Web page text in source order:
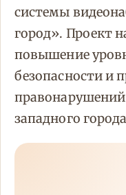
системы
город». Проект
повышение
безопасности и
западного